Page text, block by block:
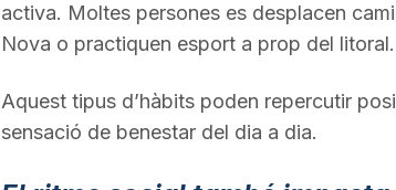
activa. Moltes persones es desplacen
Nova o practiquen esport a prop del litoral.
Aquest tipus d’hàbits poden repercutir
sensació de benestar del dia a dia.